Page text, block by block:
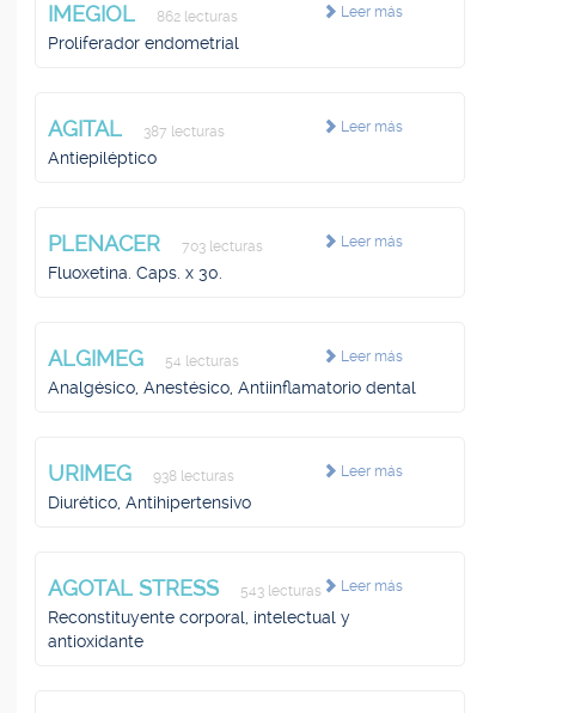
Leer más
IMEGIOL 862 lecturas
Proliferador endometrial
Leer más
AGITAL 387 lecturas
Antiepiléptico
Leer más
PLENACER 703 lecturas
Fluoxetina. Caps. x 30.
Leer más
ALGIMEG 54 lecturas
Analgésico, Anestésico, Antiinflamatorio dental
Leer más
URIMEG 938 lecturas
Diurético, Antihipertensivo
Leer más
AGOTAL STRESS 543 lecturas
Reconstituyente corporal, intelectual y
antioxidante